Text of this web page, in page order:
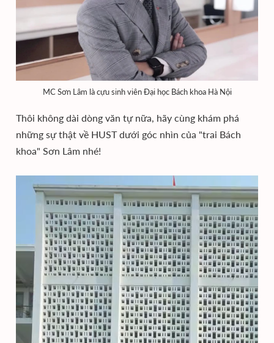
MC Sơn Lâm là cựu sinh viên Đại học Bách khoa Hà Nội
Thôi không dài dòng văn tự nữa, hãy cùng khám phá
những sự thật về HUST dưới góc nhìn của "trai Bách
khoa" Sơn Lâm nhé!